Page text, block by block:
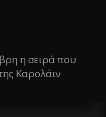
η σειρά που
Καρολάιν